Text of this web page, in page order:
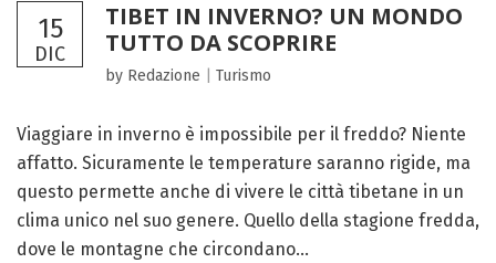
15
DIC
TIBET IN INVERNO? UN MONDO
TUTTO DA SCOPRIRE
by Redazione Turismo
Viaggiare in inverno è impossibile per il freddo? Niente
affatto. Sicuramente le temperature saranno rigide, ma
questo permette anche di vivere le città tibetane in un
clima unico nel suo genere. Quello della stagione fredda,
dove le montagne che circondano...